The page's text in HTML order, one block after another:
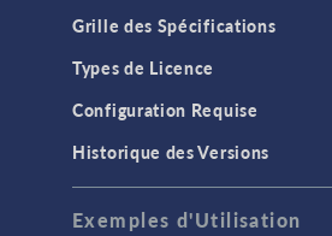
Grille des Spécifications
Types de Licence
Configuration Requise
Historique des Versions
Exemples d'Utilisation